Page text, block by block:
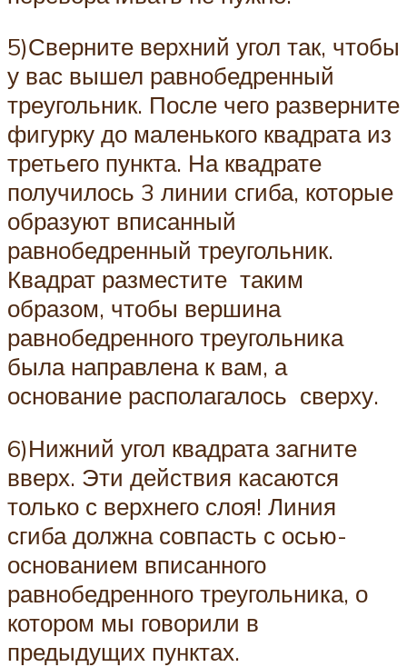
5)Сверните верхний угол так, чтобы
у вас вышел равнобедренный
треугольник. После чего разверните
фигурку до маленького квадрата из
третьего пункта. На квадрате
получилось 3 линии сгиба, которые
образуют вписанный
равнобедренный треугольник.
Квадрат разместите таким
образом, чтобы вершина
равнобедренного треугольника
была направлена к вам, а
основание располагалось сверху.
6)Нижний угол квадрата загните
вверх. Эти действия касаются
только с верхнего слоя! Линия
сгиба должна совпасть с осью-
основанием вписанного
равнобедренного треугольника, о
котором мы говорили в
предыдущих пунктах.